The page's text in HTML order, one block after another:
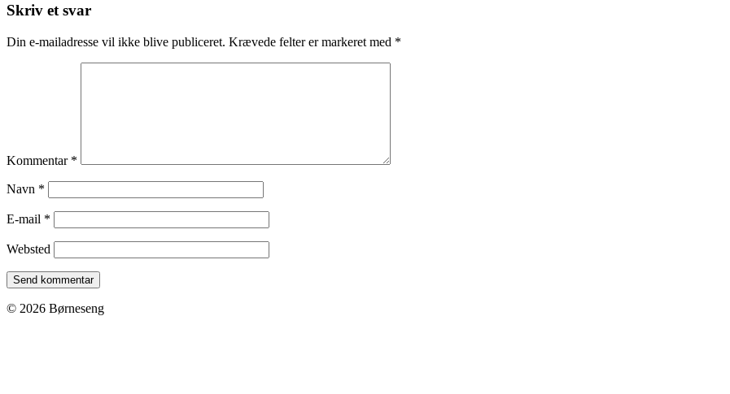
Skriv et svar
Din e-mailadresse vil ikke blive publiceret. Krævede felter er markeret med *
Kommentar *
Navn *
E-mail *
Websted
© 2026 Børneseng